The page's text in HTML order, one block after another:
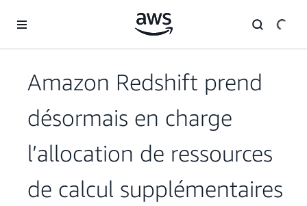
Amazon Redshift prend
désormais en charge
l’allocation de ressources
de calcul supplémentaires